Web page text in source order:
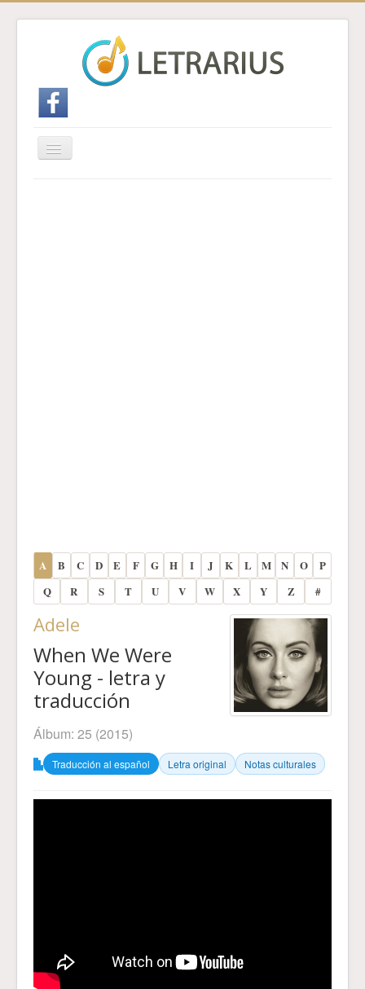
Cambiar
navegación
A B C D E F G H I J K L M N O
P
Q
R S T U V W X Y Z #
Adele
When We Were
Young - letra y
traducción
Álbum: 25 (2015)
Traducción al español Letra original Notas culturales